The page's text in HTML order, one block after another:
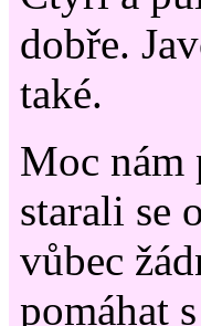
dobře.
také.
Moc nám
starali se
vůbec
pomáhat